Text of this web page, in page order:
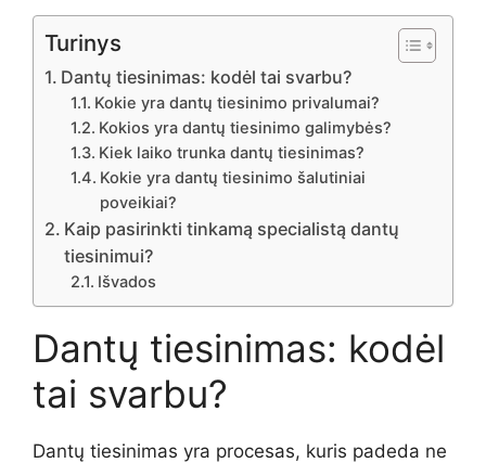
Turinys
Dantų tiesinimas: kodėl tai svarbu?
Kokie yra dantų tiesinimo privalumai?
Kokios yra dantų tiesinimo galimybės?
Kiek laiko trunka dantų tiesinimas?
Kokie yra dantų tiesinimo šalutiniai
poveikiai?
Kaip pasirinkti tinkamą specialistą dantų
tiesinimui?
Išvados
Dantų tiesinimas: kodėl
tai svarbu?
Dantų tiesinimas yra procesas, kuris padeda ne